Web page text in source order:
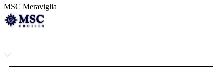
MSC Meraviglia